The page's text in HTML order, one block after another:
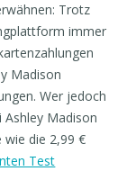
Trotz
immer
Madison
Wer jedoch
Ashley Madison
wie die 2,99 €
Test